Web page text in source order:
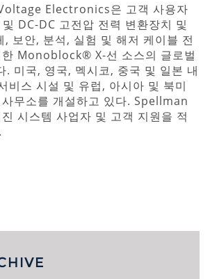
Electronics은 고객 사용자
DC-DC 고전압 전력 변환장치 및
, 보안, 분석, 실험 및 해저 케이블 전
한 Monoblock® X-선 소스의 글로벌
. 미국, 영국, 멕시코, 중국 및 일본 내
비스 시설 및 유럽, 아시아 및 북미
무소를 개설하고 있다. Spellman
시스템 사업자 및 고객 지원을 적